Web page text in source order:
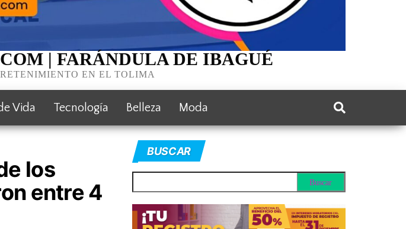
| FARÁNDULA DE IBAGUÉ
EN EL TOLIMA
Vida Tecnología Belleza Moda
los
entre 4
BUSCAR